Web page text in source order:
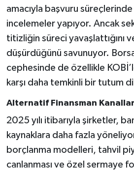
amacıyla başvuru
incelemeler yapıyor. Ancak
titizliğin süreci yavaşlattığını
düşürdüğünü savunuyor.
cephesinde de özellikle
karşı daha temkinli bir tutum
Alternatif Finansman
2025 yılı itibarıyla şirketler,
kaynaklara daha fazla
borçlanma modelleri, tahvil
canlanması ve özel sermaye